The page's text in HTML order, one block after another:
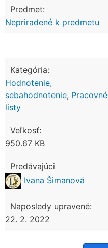
Predmet:
Nepriradené k predmetu
Kategória:
Hodnotenie,
sebahodnotenie, Pracovné
listy
Veľkosť:
950.67 KB
Predávajúci
Ivana Šimanová
Naposledy upravené:
22. 2. 2022